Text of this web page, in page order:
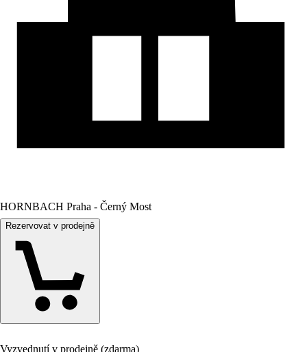
HORNBACH Praha - Černý Most
Rezervovat v prodejně
Vyzvednutí v prodejně (zdarma)